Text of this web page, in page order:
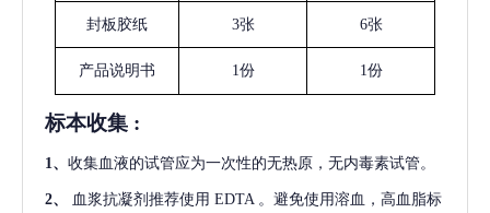
封板胶纸 3张 6张
产品说明书 1份 1份
标本收集 :
1、 收集血液的试管应为一次性的无热原，无内毒素试管。
2、 血浆抗凝剂推荐使用 EDTA 。避免使用溶血，高血脂标